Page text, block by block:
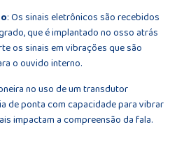
: Os sinais eletrônicos são recebidos
que é implantado no osso atrás
os sinais em vibrações que são
o ouvido interno.
no uso de um transdutor
de ponta com capacidade para vibrar
impactam a compreensão da fala.